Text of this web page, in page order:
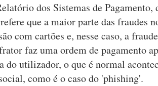
dos Sistemas de
que a maior parte das fraudes
com cartões e, nesse caso, a
faz uma ordem de pagamento
do utilizador, o que é normal
como é o caso do 'phishing'.